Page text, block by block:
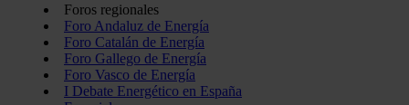
Foros regionales
Foro Andaluz de Energía
Foro Catalán de Energía
Foro Gallego de Energía
Foro Vasco de Energía
I Debate Energético en España